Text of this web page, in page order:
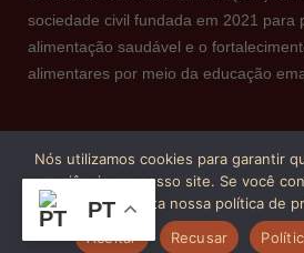
sociedade civil fundada em 2021 para
alimentação saudável e o
alimentares por meio da educação
Copyright © 2026. Todos os direitos
PT
Nós utilizamos cookies para garantir
experiência em nosso site. Se você
aceita nossa política de
Aceitar
Recusar